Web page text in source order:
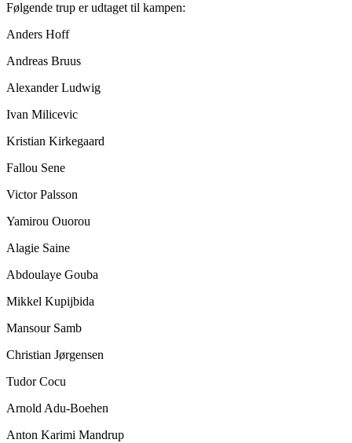
Følgende trup er udtaget til kampen:
Anders Hoff
Andreas Bruus
Alexander Ludwig
Ivan Milicevic
Kristian Kirkegaard
Fallou Sene
Victor Palsson
Yamirou Ouorou
Alagie Saine
Abdoulaye Gouba
Mikkel Kupijbida
Mansour Samb
Christian Jørgensen
Tudor Cocu
Arnold Adu-Boehen
Anton Karimi Mandrup